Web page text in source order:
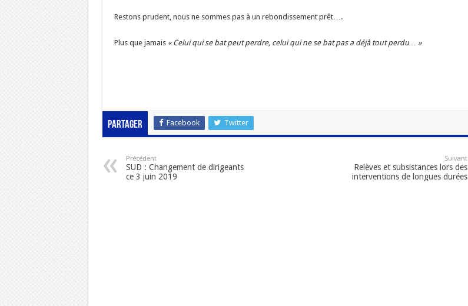
Restons prudent, nous ne sommes pas à un rebondissement prêt….
Plus que jamais « Celui qui se bat peut perdre, celui qui ne se bat pas a déjà tout perdu… »
Partager Facebook Twitter
Précédent
SUD : Changement de dirigeants
ce 3 juin 2019
Suivant
Relèves et subsistances lors des
interventions de longues durées